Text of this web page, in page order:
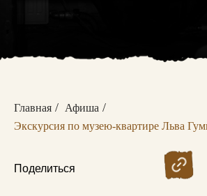
Главная / Афиша /
Экскурсия по музею-квартире Льва
Поделиться